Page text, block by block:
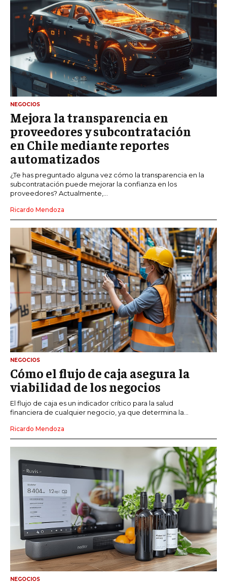
NEGOCIOS
Mejora la transparencia en
proveedores y subcontratación
en Chile mediante reportes
automatizados
¿Te has preguntado alguna vez cómo la transparencia en la
subcontratación puede mejorar la confianza en los
proveedores? Actualmente,...
Ricardo Mendoza
NEGOCIOS
Cómo el flujo de caja asegura la
viabilidad de los negocios
El flujo de caja es un indicador crítico para la salud
financiera de cualquier negocio, ya que determina la...
Ricardo Mendoza
NEGOCIOS